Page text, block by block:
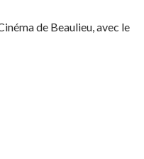
de Beaulieu, avec le